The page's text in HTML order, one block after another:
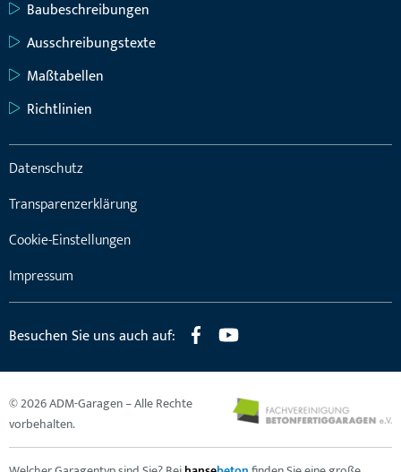
Baubeschreibungen
Ausschreibungstexte
Maßtabellen
Richtlinien
Datenschutz
Transparenzerklärung
Cookie-Einstellungen
Impressum
Besuchen Sie uns auch auf:
© 2026 ADM-Garagen – Alle Rechte
vorbehalten.